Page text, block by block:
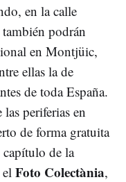
en la calle
podrán
en Montjüic,
ellas la de
de toda España.
periferias en
de forma gratuita
de la
Foto Colectània,